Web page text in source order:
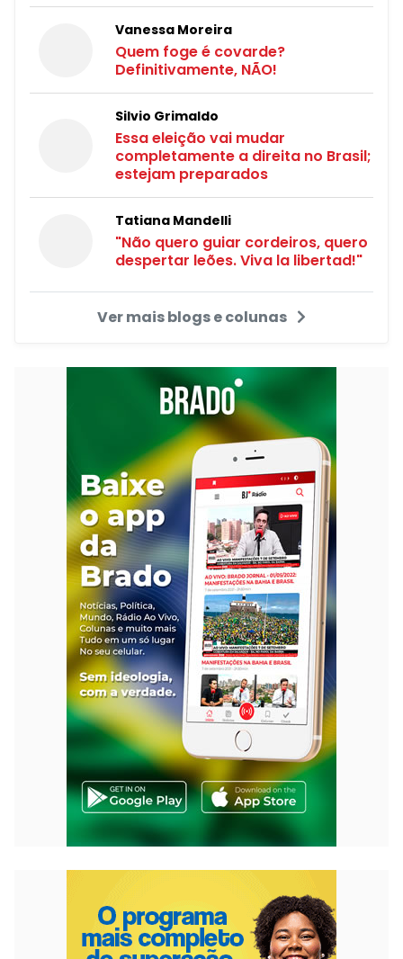
Vanessa Moreira
Quem foge é covarde?
Definitivamente, NÃO!
Silvio Grimaldo
Essa eleição vai mudar
completamente a direita no Brasil;
estejam preparados
Tatiana Mandelli
"Não quero guiar cordeiros, quero
despertar leões. Viva la libertad!"
Ver mais blogs e colunas